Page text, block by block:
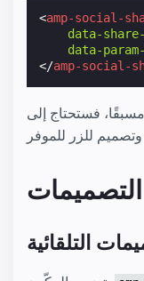
<amp-social-
data-
data-
</amp-social-
مسبقًا، فستحتاج إلى
التصميمات
التلقائية